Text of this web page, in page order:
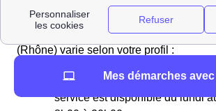
Le numéro pour entrer en contact avec
(Rhône) varie selon votre profil :
Pour les particuliers,composez
service est disponible du lundi
Mes démarches